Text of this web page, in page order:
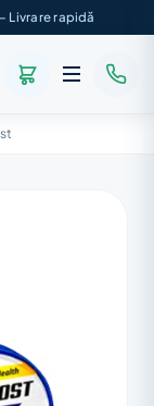
Livrare rapidă